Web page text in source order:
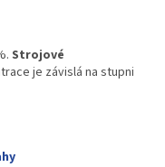
Strojové
je závislá na stupni